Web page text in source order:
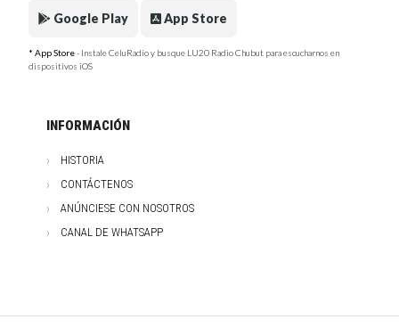
Google Play App Store
* App Store- Instale CeluRadio y busque LU20 Radio Chubut para escucharnos en
dispositivos iOS
INFORMACIÓN
HISTORIA
CONTÁCTENOS
ANÚNCIESE CON NOSOTROS
CANAL DE WHATSAPP